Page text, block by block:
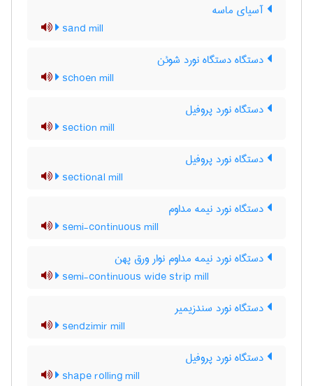
آسیای ماسه
sand mill
دستگاه دستگاه نورد شوئن
schoen mill
دستگاه نورد پروفیل
section mill
دستگاه نورد پروفیل
sectional mill
دستگاه نورد نیمه مداوم
semi-continuous mill
دستگاه نورد نیمه مداوم نوار ورق پهن
semi-continuous wide strip mill
دستگاه نورد سندزیمیر
sendzimir mill
دستگاه نورد پروفیل
shape rolling mill